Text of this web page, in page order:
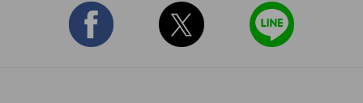
- ディスプレイリンク(マルチモードのみ）*1
- チャンネル番号（(マルチモードのみ、Bluetoth接続のチャン